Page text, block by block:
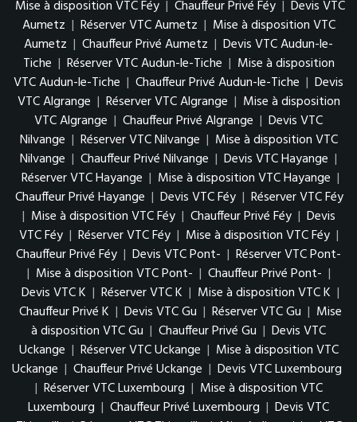
Mise à disposition VTC Féy | Chauffeur Privé Féy | Devis VTC
Aumetz | Réserver VTC Aumetz | Mise à disposition VTC
Aumetz | Chauffeur Privé Aumetz | Devis VTC Audun-le-
Tiche | Réserver VTC Audun-le-Tiche | Mise à disposition
VTC Audun-le-Tiche | Chauffeur Privé Audun-le-Tiche | Devis
VTC Algrange | Réserver VTC Algrange | Mise à disposition
VTC Algrange | Chauffeur Privé Algrange | Devis VTC
Nilvange | Réserver VTC Nilvange | Mise à disposition VTC
Nilvange | Chauffeur Privé Nilvange | Devis VTC Hayange |
Réserver VTC Hayange | Mise à disposition VTC Hayange |
Chauffeur Privé Hayange | Devis VTC Féy | Réserver VTC Féy
| Mise à disposition VTC Féy | Chauffeur Privé Féy | Devis
VTC Féy | Réserver VTC Féy | Mise à disposition VTC Féy |
Chauffeur Privé Féy | Devis VTC Pont- | Réserver VTC Pont-
| Mise à disposition VTC Pont- | Chauffeur Privé Pont- |
Devis VTC K | Réserver VTC K | Mise à disposition VTC K |
Chauffeur Privé K | Devis VTC Gu | Réserver VTC Gu | Mise
à disposition VTC Gu | Chauffeur Privé Gu | Devis VTC
Uckange | Réserver VTC Uckange | Mise à disposition VTC
Uckange | Chauffeur Privé Uckange | Devis VTC Luxembourg
| Réserver VTC Luxembourg | Mise à disposition VTC
Luxembourg | Chauffeur Privé Luxembourg | Devis VTC